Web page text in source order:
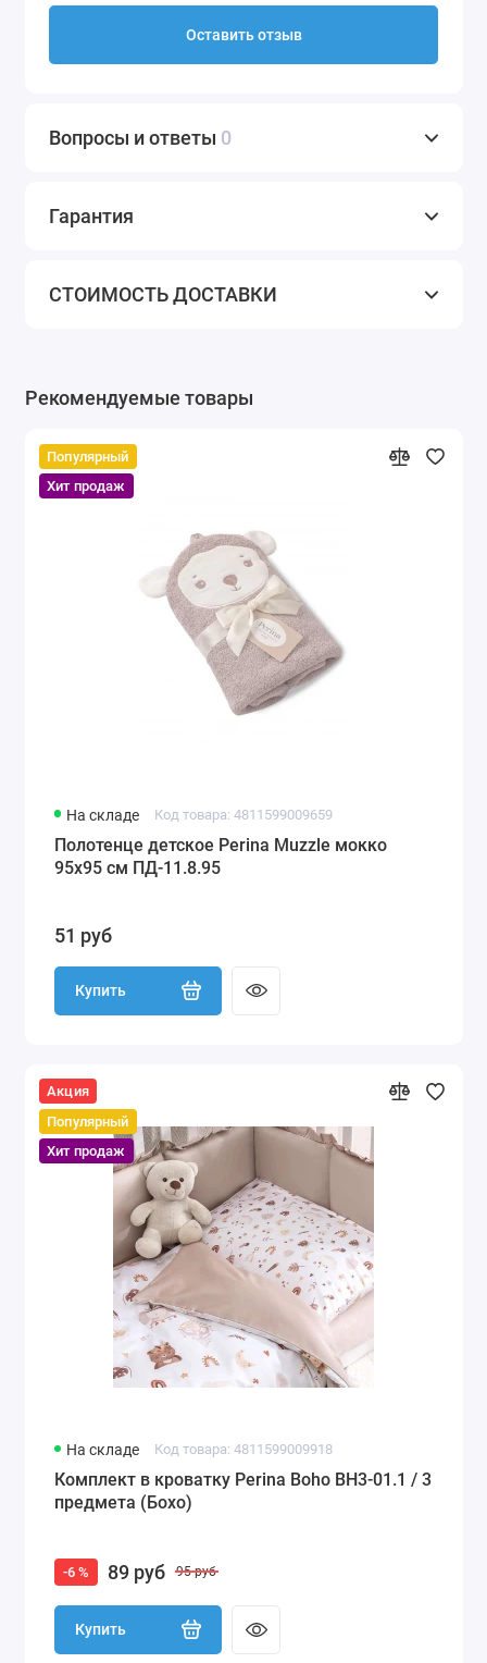
Оставить отзыв
Вопросы и ответы 0
Гарантия
СТОИМОСТЬ ДОСТАВКИ
Рекомендуемые товары
Популярный
Хит продаж
На складе Код товара: 4811599009659
Полотенце детское Perina Muzzle мокко
95х95 см ПД-11.8.95
51 руб
Купить
Акция
Популярный
Хит продаж
На складе Код товара: 4811599009918
Комплект в кроватку Perina Boho BH3-01.1 / 3
предмета (Бохо)
-6 % 89 руб 95 руб
Купить